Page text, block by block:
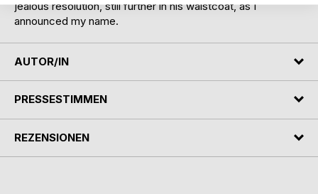
jealous resolution, still further in his waistcoat, as I
announced my name.
AUTOR/IN
PRESSESTIMMEN
REZENSIONEN